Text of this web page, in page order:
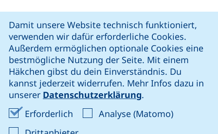
Damit unsere Website technisch funktioniert,
verwenden wir dafür erforderliche Cookies.
Außerdem ermöglichen optionale Cookies eine
bestmögliche Nutzung der Seite. Mit einem
Häkchen gibst du dein Einverständnis. Du
kannst jederzeit widerrufen. Mehr Infos dazu in
unserer Datenschutzerklärung.
Erforderlich Erforderliche Cookies akzeptieren
Analyse (Matomo)Analyse-
unsere Facebook-Seite (externer Link, öffnet neues
unsere LinkedIn-Seite (externer Link, öffnet
unsere Instagram-Seite (externer Link,
unsere YouTube-Seite (externer
Cookie-Einstellungen
Impressum
Datenschutz